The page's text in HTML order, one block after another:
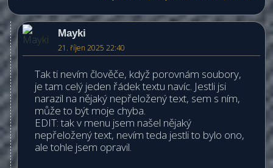
Mayki
21. říjen 2025 22:40
Tak ti nevím člověče, když porovnám soubory,
je tam celý jeden řádek textu navíc. Jestli jsi
narazil na nějaký nepřeložený text, sem s ním,
může to být moje chyba.
EDIT: tak v menu jsem našel nějaký
nepřeložený text, nevím teda jestli to bylo ono,
ale tohle jsem opravil.